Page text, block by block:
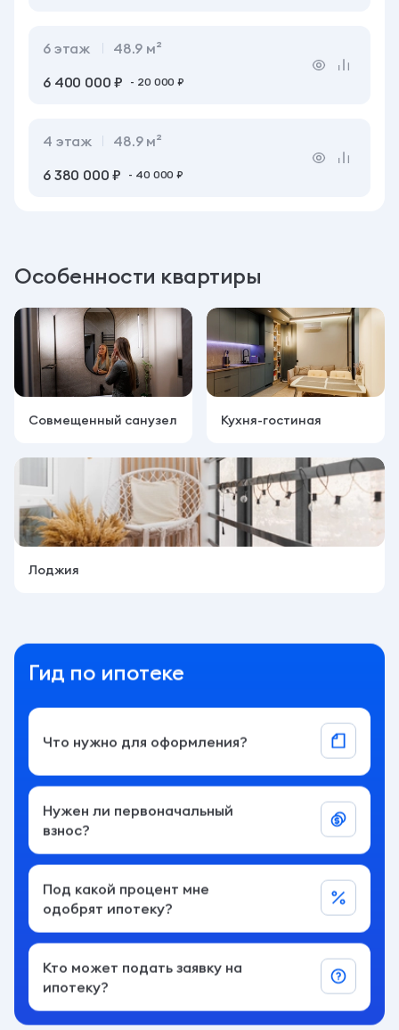
6 этаж
48.9 м²
6 400 000 ₽
- 20 000 ₽
4 этаж
48.9 м²
6 380 000 ₽
- 40 000 ₽
Особенности квартиры
Совмещенный санузел Кухня-гостиная
Лоджия
Гид по ипотеке
Что нужно для оформления?
Нужен ли первоначальный
взнос?
Под какой процент мне
одобрят ипотеку?
Кто может подать заявку на
ипотеку?